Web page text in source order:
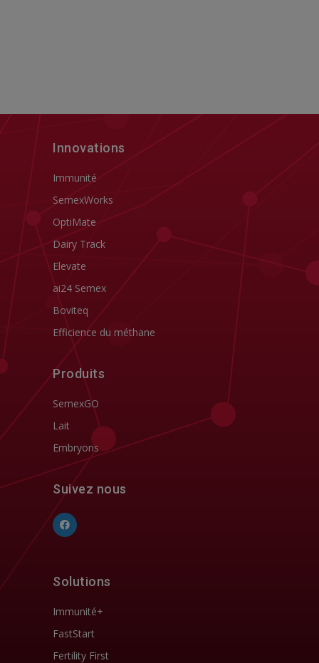
Innovations
Immunité
SemexWorks
OptiMate
Dairy Track
Elevate
ai24 Semex
Boviteq
Efficience du méthane
Produits
SemexGO
Lait
Embryons
Suivez nous
Solutions
Immunité+
FastStart
Fertility First